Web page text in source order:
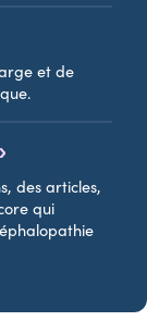
et de
des articles,
qui